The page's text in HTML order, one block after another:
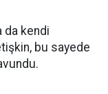
da kendi
bu sayede